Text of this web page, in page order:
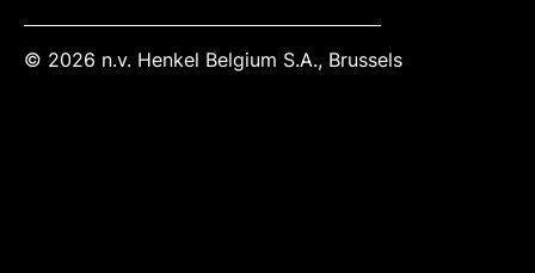
© 2026 n.v. Henkel Belgium S.A., Brussels